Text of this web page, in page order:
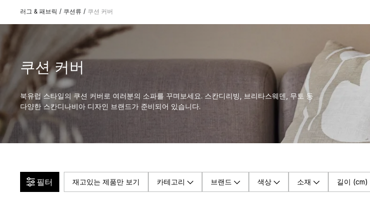
러그 & 패브릭 / 쿠션류 / 쿠션 커버
쿠션 커버
북유럽 스타일의 쿠션 커버로 여러분의 소파를 꾸며보세요. 스칸디리빙, 브리타스웨덴, 무토 등
다양한 스칸디나비아 디자인 브랜드가 준비되어 있습니다.
필터 재고있는 제품만 보기 카테고리 브랜드 색상 소재 길이 (cm)